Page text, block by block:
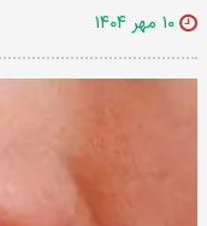
۱۰ مهر ۱۴۰۴